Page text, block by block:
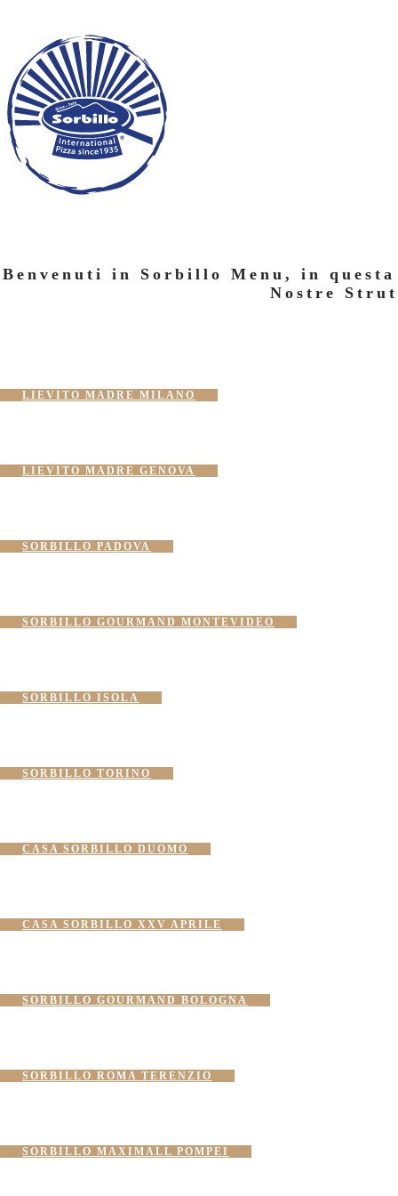
Benvenuti in Sorbillo Menu, in
Nostre
LIEVITO MADRE MILANO
LIEVITO MADRE GENOVA
SORBILLO PADOVA
SORBILLO GOURMAND MONTEVIDEO
SORBILLO ISOLA
SORBILLO TORINO
CASA SORBILLO DUOMO
CASA SORBILLO XXV APRILE
SORBILLO GOURMAND BOLOGNA
SORBILLO ROMA TERENZIO
SORBILLO MAXIMALL POMPEI